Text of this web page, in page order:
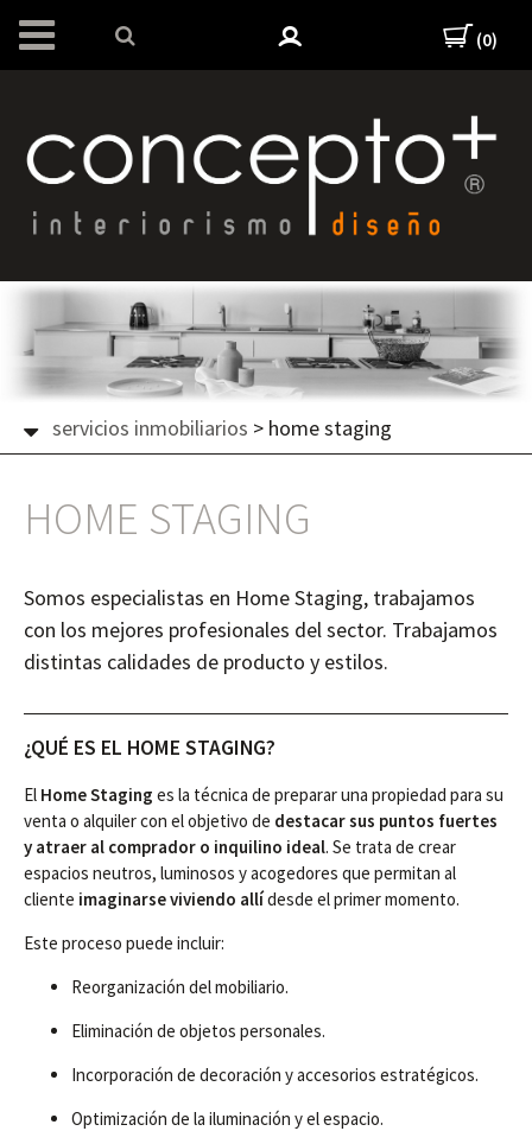
(0)
servicios inmobiliarios > home staging
HOME STAGING
Somos especialistas en Home Staging, trabajamos
con los mejores profesionales del sector. Trabajamos
distintas calidades de producto y estilos.
¿QUÉ ES EL HOME STAGING?
El Home Staging es la técnica de preparar una propiedad para su
venta o alquiler con el objetivo de destacar sus puntos fuertes
y atraer al comprador o inquilino ideal. Se trata de crear
espacios neutros, luminosos y acogedores que permitan al
cliente imaginarse viviendo allídesde el primer momento.
Este proceso puede incluir:
Reorganización del mobiliario.
Eliminación de objetos personales.
Incorporación de decoración y accesorios estratégicos.
Optimización de la iluminación y el espacio.